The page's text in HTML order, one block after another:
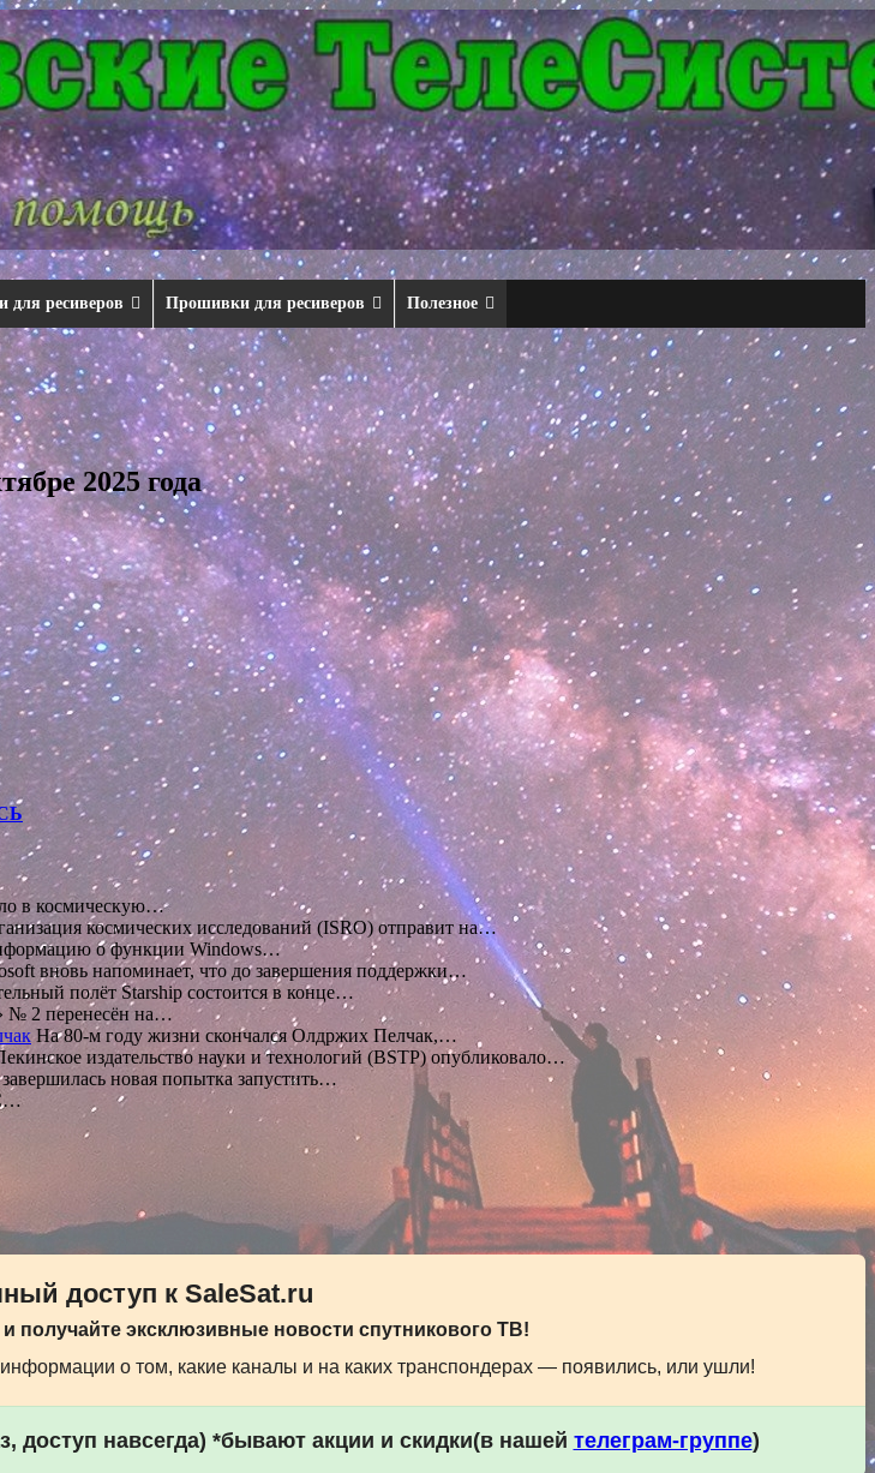
для ресиверов Прошивки для ресиверов Полезное
2025 года
в космическую…
космических исследований (ISRO) отправит на…
о функции Windows…
вновь напоминает, что до завершения поддержки…
полёт Starship состоится в конце…
№ 2 перенесён на…
На 80-м году жизни скончался Олдржих Пелчак,…
издательство науки и технологий (BSTP) опубликовало…
новая попытка запустить…
доступ к SaleSat.ru
получайте эксклюзивные новости спутникового ТВ!
о том, какие каналы и на каких транспондерах — появились, или ушли!
доступ навсегда) *бывают акции и скидки(в нашей телеграм-группе)